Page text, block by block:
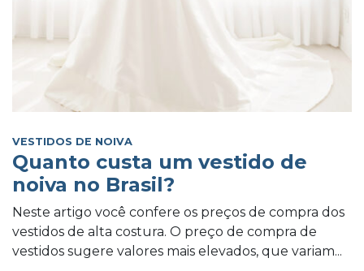
VESTIDOS DE NOIVA
Quanto custa um vestido de
noiva no Brasil?
Neste artigo você confere os preços de compra dos
vestidos de alta costura. O preço de compra de
vestidos sugere valores mais elevados, que variam...